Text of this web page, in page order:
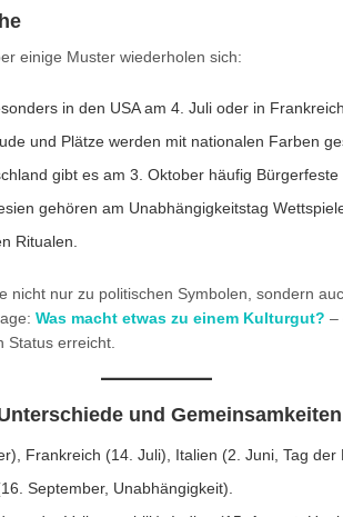
einige Muster wiederholen sich:
in den USA am 4. Juli oder in
und Plätze werden mit nationalen Farben
gibt es am 3. Oktober häufig Bürgerfeste
gehören am Unabhängigkeitstag
Ritualen.
nicht nur zu politischen Symbolen, sondern
Was macht etwas zu einem Kulturgut? –
Status erreicht.
und Gemeinsamkeiten
Frankreich (14. Juli), Italien (2. Juni, Tag der
September, Unabhängigkeit).